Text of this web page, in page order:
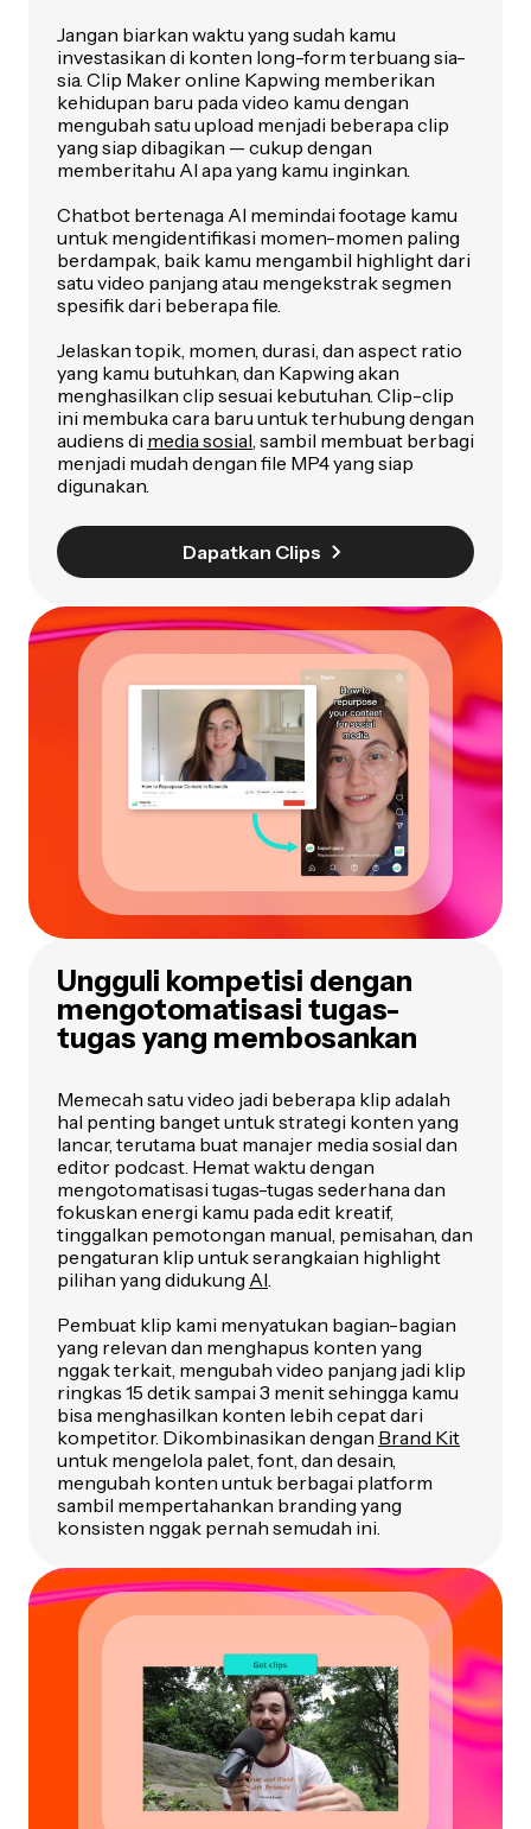
Jangan biarkan waktu yang sudah kamu
investasikan di konten long-form terbuang sia-
sia. Clip Maker online Kapwing memberikan
kehidupan baru pada video kamu dengan
mengubah satu upload menjadi beberapa clip
yang siap dibagikan — cukup dengan
memberitahu AI apa yang kamu inginkan.
Chatbot bertenaga AI memindai footage kamu
untuk mengidentifikasi momen-momen paling
berdampak, baik kamu mengambil highlight dari
satu video panjang atau mengekstrak segmen
spesifik dari beberapa file.
Jelaskan topik, momen, durasi, dan aspect ratio
yang kamu butuhkan, dan Kapwing akan
menghasilkan clip sesuai kebutuhan. Clip-clip
ini membuka cara baru untuk terhubung dengan
audiens di media sosial, sambil membuat berbagi
menjadi mudah dengan file MP4 yang siap
digunakan.
Dapatkan Clips
Ungguli kompetisi dengan
mengotomatisasi tugas-
tugas yang membosankan
Memecah satu video jadi beberapa klip adalah
hal penting banget untuk strategi konten yang
lancar, terutama buat manajer media sosial dan
editor podcast. Hemat waktu dengan
mengotomatisasi tugas-tugas sederhana dan
fokuskan energi kamu pada edit kreatif,
tinggalkan pemotongan manual, pemisahan, dan
pengaturan klip untuk serangkaian highlight
pilihan yang didukung AI.
Pembuat klip kami menyatukan bagian-bagian
yang relevan dan menghapus konten yang
nggak terkait, mengubah video panjang jadi klip
ringkas 15 detik sampai 3 menit sehingga kamu
bisa menghasilkan konten lebih cepat dari
kompetitor. Dikombinasikan dengan Brand Kit
untuk mengelola palet, font, dan desain,
mengubah konten untuk berbagai platform
sambil mempertahankan branding yang
konsisten nggak pernah semudah ini.